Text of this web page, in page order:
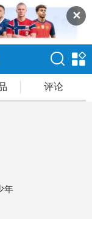
✕
评论
年